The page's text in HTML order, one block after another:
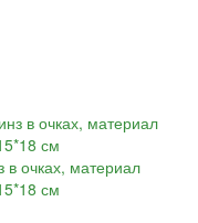
в очках, материал
см